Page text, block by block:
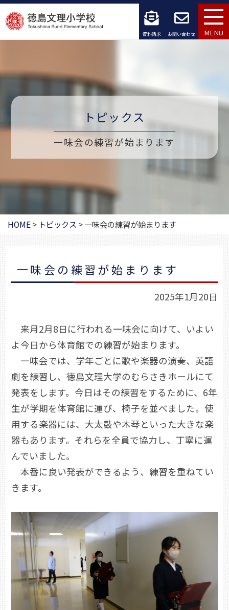
コ
ン
ン
ス
プ
資料請求 お問い合わせ MENU
トピックス
一味会の練習が始まります
HOME> トピックス >一味会の練習が始まります
一味会の練習が始まります
2025年1月20日
来月2月8日に行われる一味会に向けて、いよい
よ今日から体育館での練習が始まります。
一味会では、学年ごとに歌や楽器の演奏、英語
劇を練習し、徳島文理大学のむらさきホールにて
発表をします。今日はその練習をするために、6年
生が学期を体育館に運び、椅子を並べました。使
用する楽器には、大太鼓や木琴といった大きな楽
器もあります。それらを全員で協力し、丁寧に運
んでいました。
本番に良い発表ができるよう、練習を重ねてい
きます。